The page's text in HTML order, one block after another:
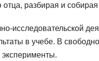
отца, разбирая и
исследовательской
в учебе. В
эксперименты.